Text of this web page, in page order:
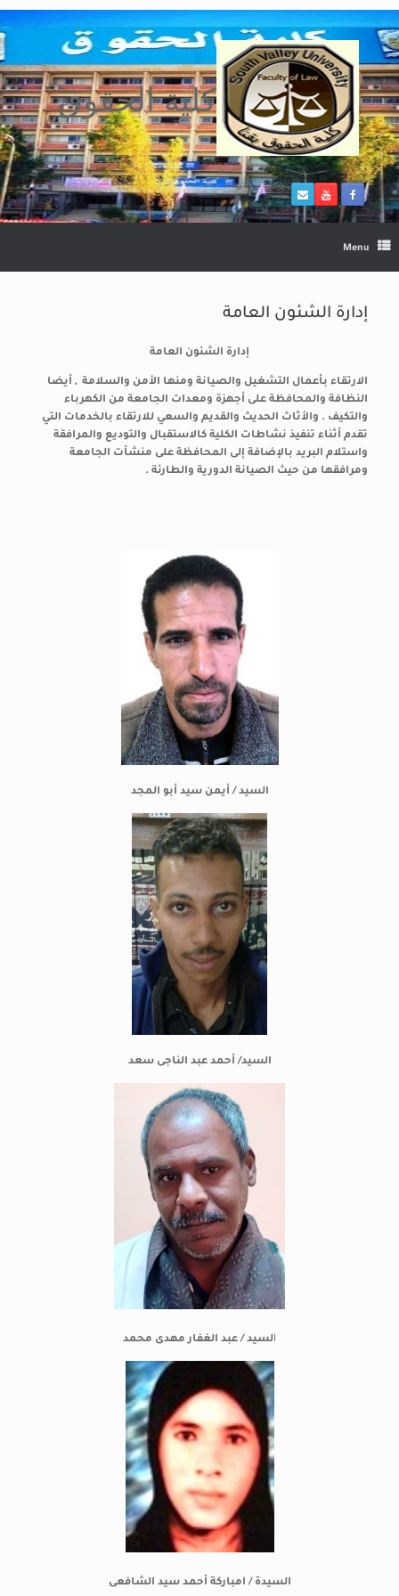
Skip
to
content
كلية الحقوق
Menu
إدارة الشئون العامة
إدارة الشئون العامة
الارتقاء بأعمال التشغيل والصيانة ومنها الأمن والسلامة , أيضا
النظافة والمحافظة على أجهزة ومعدات الجامعة من الكهرباء
والتكيف . والأثاث الحديث والقديم والسعي للارتقاء بالخدمات التي
تقدم أثناء تنفيذ نشاطات الكلية كالاستقبال والتوديع والمرافقة
واستلام البريد بالإضافة إلى المحافظة على منشأت الجامعة
ومرافقها من حيث الصيانة الدورية والطارئة .​
السيد / أيمن سيد أبو المجد
السيد/ أحمد عبد الناجى سعد
السيد / عبد الغفار مهدى محمد
السيدة / امباركة أحمد سيد الشافعى